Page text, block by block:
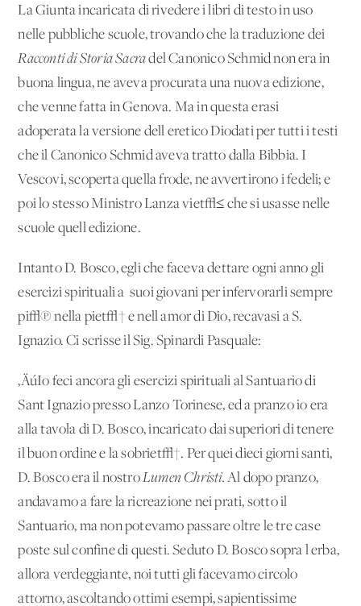
La Giunta incaricata di rivedere i libri di testo in uso
nelle pubbliche scuole, trovando che la traduzione dei
Racconti di Storia Sacradel Canonico Schmid non era in
buona lingua, ne aveva procurata una nuova edizione,
che venne fatta in Genova. Ma in questa erasi
adoperata la versione dell'eretico Diodati per tutti i testi
che il Canonico Schmid aveva tratto dalla Bibbia. I
Vescovi, scoperta quella frode, ne avvertirono i fedeli; e
poi lo stesso Ministro Lanza viet√≤ che si usasse nelle
scuole quell'edizione.
Intanto D. Bosco, egli che faceva dettare ogni anno gli
esercizi spirituali a' suoi giovani per infervorarli sempre
pi√π nella piet√† e nell'amor di Dio, recavasi a S.
Ignazio. Ci scrisse il Sig. Spinardi Pasquale:
‚ÄúIo feci ancora gli esercizi spirituali al Santuario di
Sant'Ignazio presso Lanzo Torinese, ed a pranzo io era
alla tavola di D. Bosco, incaricato dai superiori di tenere
il buon ordine e la sobriet√†. Per quei dieci giorni santi,
D. Bosco era il nostroLumen Christi.Al dopo pranzo,
andavamo a fare la ricreazione nei prati, sotto il
Santuario, ma non potevamo passare oltre le tre case
poste sul confine di questi. Seduto D. Bosco sopra l'erba,
allora verdeggiante, noi tutti gli facevamo circolo
attorno, ascoltando ottimi esempi, sapientissime